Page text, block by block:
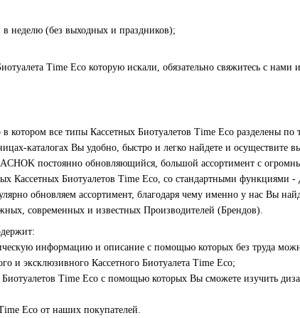
неделю (без выходных и праздников);
Time Eco которую искали, обязательно свяжитесь с нами
котором все типы Кассетных Биотуалетов Time Eco разделены по
каталогах Вы удобно, быстро и легко найдете и осуществите
постоянно обновляющийся, большой ассортимент с
Кассетных Биотуалетов Time Eco, со стандартными функциями
обновляем ассортимент, благодаря чему именно у нас Вы
современных и известных Производителей (Брендов).
информацию и описание с помощью которых без труда
и эксклюзивного Кассетного Биотуалета Time Eco;
Time Eco с помощью которых Вы сможете изучить
Eco от наших покупателей.